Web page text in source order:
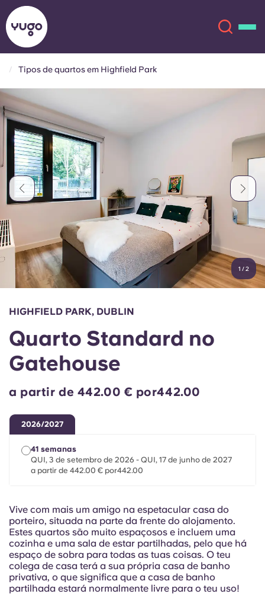
Localizações
Mais
Conta Língua
English (GB)
Chinese
Español
Italian
French
Portuguese
Selecione um país
Iniciar sessão
Reservar agora
English (US)
Chinese
Català Deutsch
Italian French
Portuguese
Tipos de quartos em Highfield Park
1 /2
HIGHFIELD PARK, DUBLIN
Quarto Standard no
Gatehouse
a partir de 442.00 € por442.00
2026/2027
41 semanas
QUI, 3 de setembro de 2026 - QUI, 17 de junho de 2027
a partir de 442.00 € por442.00
Vive com mais um amigo na espetacular casa do
porteiro, situada na parte da frente do alojamento.
Estes quartos são muito espaçosos e incluem uma
cozinha e uma sala de estar partilhadas, pelo que há
espaço de sobra para todas as tuas coisas. O teu
colega de casa terá a sua própria casa de banho
privativa, o que significa que a casa de banho
partilhada estará normalmente livre para o teu uso!